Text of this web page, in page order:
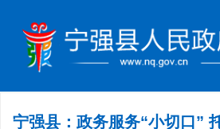
宁强县：政务服务“小切口”